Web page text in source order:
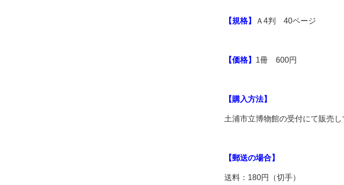
【規格】 Ａ4判 40ページ
【価格】 1冊 600円
【購入方法】
土浦市立博物館の受付にて販売し
【郵送の場合】
送料：180円（切手）